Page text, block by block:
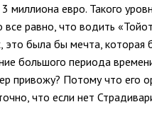
евро. Такого
все равно, что водить
это была бы мечта,
большого периода
привожу? Потому что
что если нет